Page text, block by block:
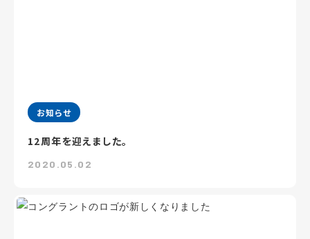
お知らせ
12周年を迎えました。
2020.05.02